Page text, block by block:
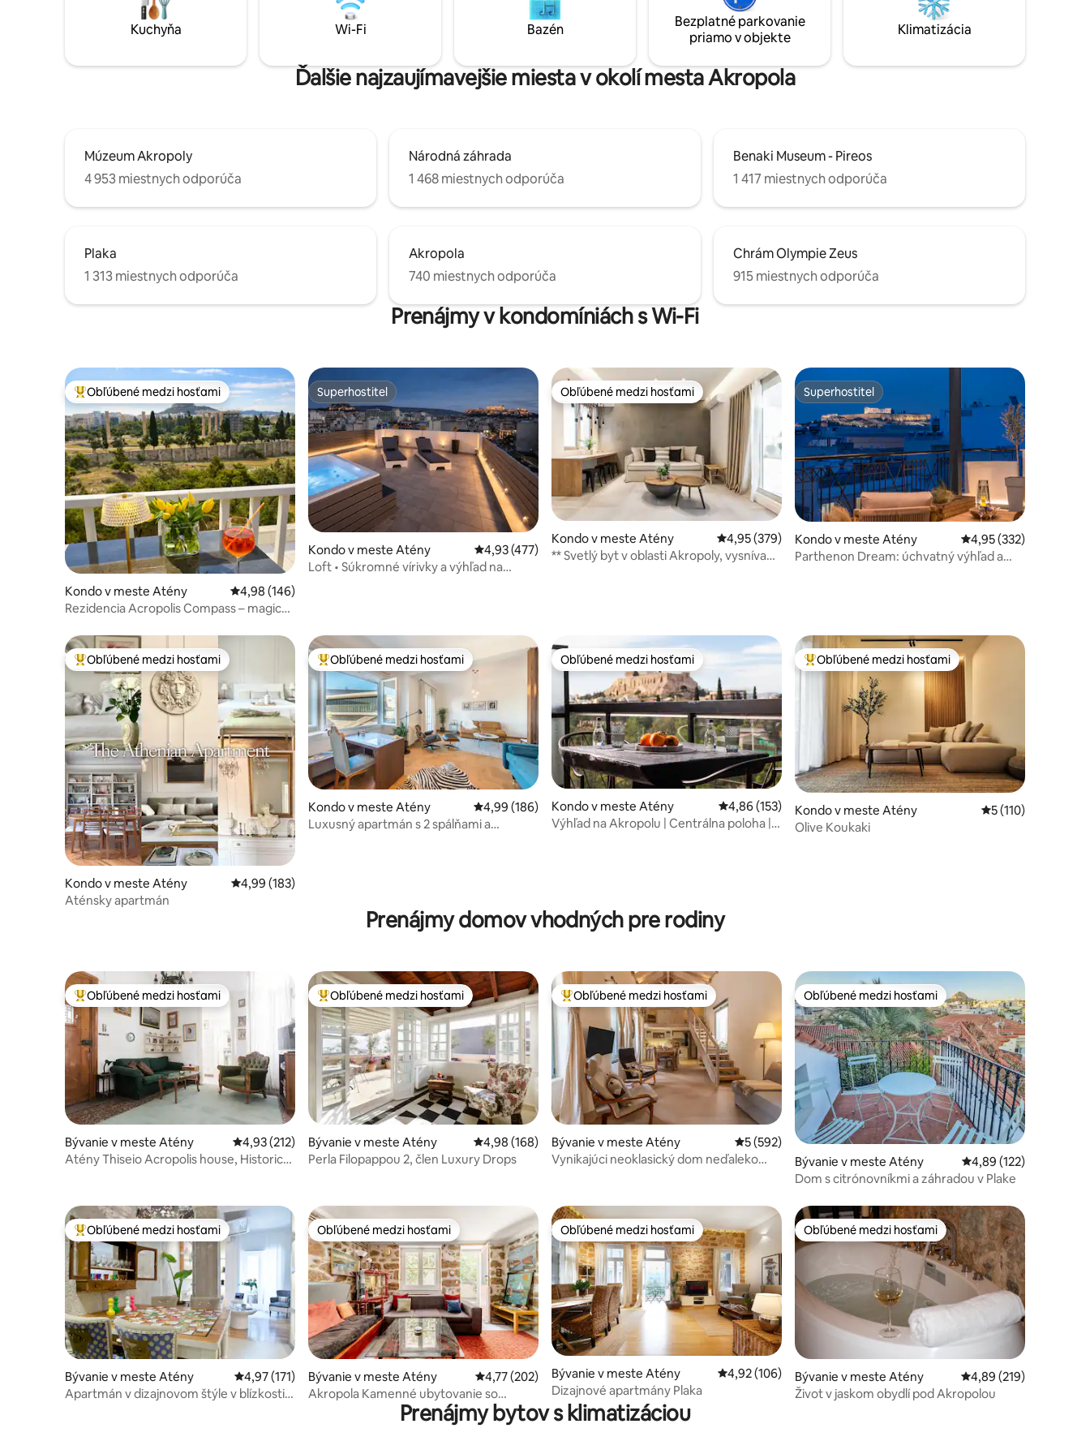
vybaveniu, ✓bezplatnému Wi-Fi
✓bezplatnému kávovaru na espresso a
✓ televízoru s kapsulami (nastavené pre
manželskou posteľou King a 2 plne
vybavené kúpeľne *** Večierky ani
akékoľvek podujatia nie sú povolené ***
kaviarní a obchodov. *** Nie sú povolené
žiadne večierky / podujatia ***
minimálne s luxusnými povrchovými
úpravami, luxusnou estetikou a úplne
novým vybavením.
Kuchyňa Wi-Fi Bazén
Bezplatné parkovanie
priamo v objekte
Klimatizácia
Ďalšie najzaujímavejšie miesta v okolí mesta Akropola
Múzeum Akropoly
4 953 miestnych odporúča
Národná záhrada
1 468 miestnych odporúča
Benaki Museum - Pireos
1 417 miestnych odporúča
Plaka
1 313 miestnych odporúča
Akropola
740 miestnych odporúča
Chrám Olympie Zeus
915 miestnych odporúča
Prenájmy v kondomíniách s Wi-Fi
Najobľúbenejšie medzi hosťami
Obľúbené medzi hosťami
Kondo v meste Atény Priemerné ohodnotenie 4,98 z 5, počet hodnotení: 146
4,98 (146)
Rezidencia Acropolis Compass – magický
Superhostiteľ
Superhostiteľ
Kondo v meste Atény Priemerné ohodnotenie 4,93 z 5, počet hodnotení: 477
4,93 (477)
Loft • Súkromné vírivky a výhľad na
Obľúbené medzi hosťami
Obľúbené medzi hosťami
Kondo v meste Atény Priemerné ohodnotenie 4,95 z 5, počet hodnotení: 379
4,95 (379)
** Svetlý byt v oblasti Akropoly, vysnívaný
Superhostiteľ
Superhostiteľ
Kondo v meste Atény Priemerné
4,95 (332)
Parthenon Dream: úchvatný výhľad a
Najobľúbenejšie medzi hosťami
Obľúbené medzi hosťami
Kondo v meste Atény Priemerné ohodnotenie 4,99 z 5, počet hodnotení: 183
4,99 (183)
Aténsky apartmán
Najobľúbenejšie medzi hosťami
Obľúbené medzi hosťami
Kondo v meste Atény Priemerné ohodnotenie 4,99 z 5, počet hodnotení: 186
4,99 (186)
Luxusný apartmán s 2 spálňami a
Obľúbené medzi hosťami
Obľúbené medzi hosťami
Kondo v meste Atény Priemerné ohodnotenie 4,86 z 5, počet hodnotení: 153
4,86 (153)
Výhľad na Akropolu | Centrálna poloha | 2
Najobľúbenejšie medzi hosťami
Obľúbené medzi hosťami
Kondo v meste Atény Priemerné
5 (110)
Olive Koukaki
Prenájmy domov vhodných pre rodiny
Najobľúbenejšie medzi hosťami
Obľúbené medzi hosťami
Bývanie v meste Atény Priemerné ohodnotenie 4,93 z 5, počet hodnotení: 212
4,93 (212)
Atény Thiseio Acropolis house, Historical
Najobľúbenejšie medzi hosťami
Obľúbené medzi hosťami
Bývanie v meste Atény Priemerné ohodnotenie 4,98 z 5, počet hodnotení: 168
4,98 (168)
Perla Filopappou 2, člen Luxury Drops
Najobľúbenejšie medzi hosťami
Obľúbené medzi hosťami
Bývanie v meste Atény Priemerné ohodnotenie 5 z 5, počet hodnotení: 592
5 (592)
Vynikajúci neoklasický dom neďaleko
Obľúbené medzi hosťami
Obľúbené medzi hosťami
Bývanie v meste Atény Priemerné
4,89 (122)
Dom s citrónovníkmi a záhradou v Plake
Najobľúbenejšie medzi hosťami
Obľúbené medzi hosťami
Bývanie v meste Atény Priemerné ohodnotenie 4,97 z 5, počet hodnotení: 171
4,97 (171)
Apartmán v dizajnovom štýle v blízkosti
Obľúbené medzi hosťami
Obľúbené medzi hosťami
Bývanie v meste Atény Priemerné ohodnotenie 4,77 z 5, počet hodnotení: 202
4,77 (202)
Akropola Kamenné ubytovanie so
skvelou atmosférou, 70 m²
Obľúbené medzi hosťami
Obľúbené medzi hosťami
Bývanie v meste Atény Priemerné ohodnotenie 4,92 z 5, počet hodnotení: 106
4,92 (106)
Dizajnové apartmány Plaka
Obľúbené medzi hosťami
Obľúbené medzi hosťami
Bývanie v meste Atény Priemerné
4,89 (219)
Život v jaskom obydlí pod Akropolou
Prenájmy bytov s klimatizáciou